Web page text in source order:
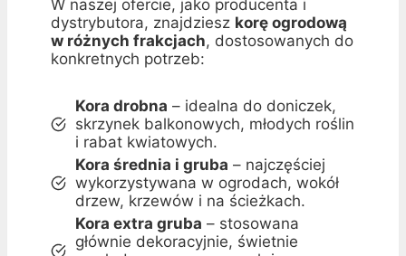
W naszej ofercie, jako producenta i
dystrybutora, znajdziesz korę ogrodową
w różnych frakcjach, dostosowanych do
konkretnych potrzeb:
Kora drobna – idealna do doniczek,
skrzynek balkonowych, młodych roślin
i rabat kwiatowych.
Kora średnia i gruba – najczęściej
wykorzystywana w ogrodach, wokół
drzew, krzewów i na ścieżkach.
Kora extra gruba – stosowana
głównie dekoracyjnie, świetnie